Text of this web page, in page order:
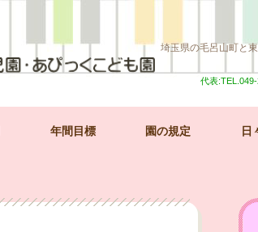
埼玉県の毛呂山町と
代表
年間目標 園の規定 日